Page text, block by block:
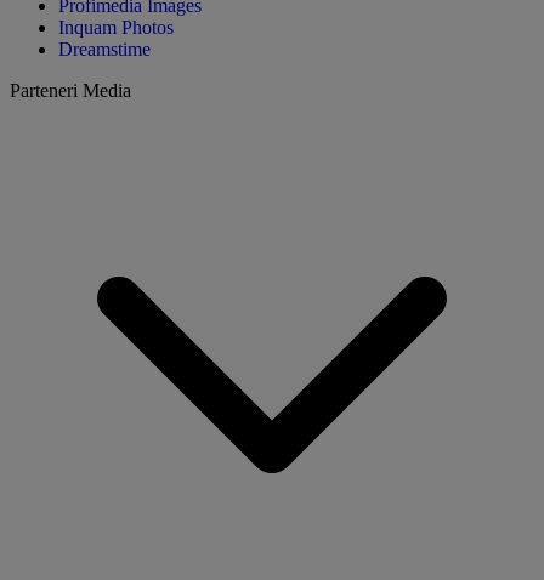
Profimedia Images
Inquam Photos
Dreamstime
Parteneri Media